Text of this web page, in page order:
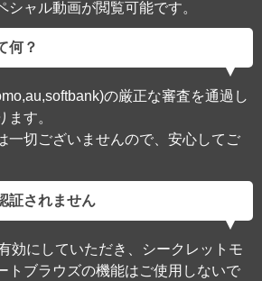
シャル動画が閲覧可能です。
何？
の厳正な審査を通過し
ます。
一切ございませんので、安心してご
証されません
効にしていただき、シークレットモ
トブラウズの機能はご使用しないで